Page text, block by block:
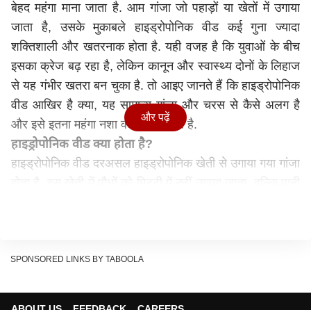
बेहद महंगा माना जाता है. आम गांजा जो पहाड़ों या खेतों में उगाया
जाता है, उसके मुकाबले हाइड्रोपोनिक वीड कई गुना ज्यादा
शक्तिशाली और खतरनाक होता है. यही वजह है कि युवाओं के बीच
इसका क्रेज बढ़ रहा है, लेकिन कानून और स्वास्थ्य दोनों के लिहाज
से यह गंभीर खतरा बन चुका है. तो आइए जानते हैं कि हाइड्रोपोनिक
वीड आखिर है क्या, यह सामान्य गांजा और चरस से कैसे अलग है
और इसे इतना महंगा नशा क्यों माना जाता है.
हाइड्रोपोनिक वीड क्या होता है?
हाइड्रोपोनिक वीड दरअसल हाइड्रोपोनिक खेती से उगाया गया गांजा
सामान्य गांजे की तुलना में कहीं ज्यादा होता है. इसी वजह से इसका
और पढ़ें
SPONSORED LINKS BY TABOOLA